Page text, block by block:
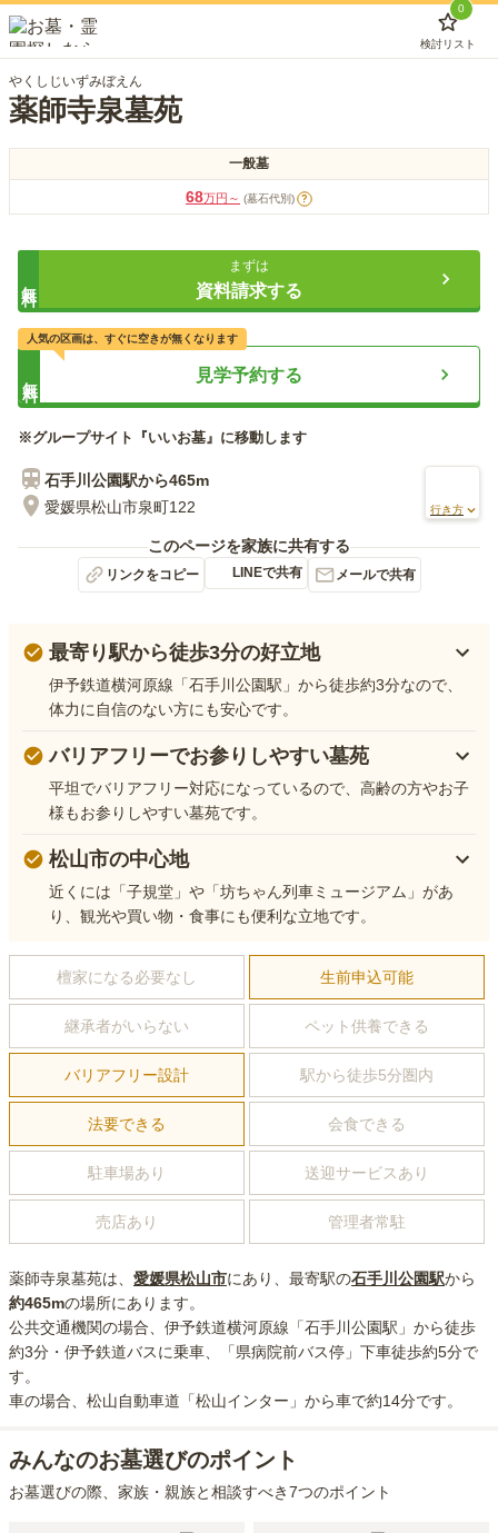
0
検討リスト
やくしじいずみぼえん
薬師寺泉墓苑
一般墓
68万円～ (墓石代別) ?
まずは
資料請求する
見学予約する
人気の区画は、すぐに空きが無くなります
※グループサイト『いいお墓』に移動します
石手川公園駅から465m
愛媛県松山市泉町122
行き方
このページを家族に共有する
リンクをコピー LINEで共有 メールで共有
最寄り駅から徒歩3分の好立地
伊予鉄道横河原線「石手川公園駅」から徒歩約3分なので、
体力に自信のない方にも安心です。
バリアフリーでお参りしやすい墓苑
平坦でバリアフリー対応になっているので、高齢の方やお子
様もお参りしやすい墓苑です。
松山市の中心地
近くには「子規堂」や「坊ちゃん列車ミュージアム」があ
り、観光や買い物・食事にも便利な立地です。
檀家になる必要なし 生前申込可能
継承者がいらない ペット供養できる
バリアフリー設計 駅から徒歩5分圏内
法要できる 会食できる
駐車場あり 送迎サービスあり
売店あり 管理者常駐
薬師寺泉墓苑は、 愛媛県松山市にあり 、最寄駅の石手川公園駅から
約465mの場所にあり ます。
公共交通機関の場合 、伊予鉄道横河原線「石手川公園駅」から徒歩
約3分・伊予鉄道バスに乗車、「県病院前バス停」下車徒歩約5分で
す。
車の場合 、松山自動車道「松山インター」から車で約14分です。
みんなのお墓選びのポイント
お墓選びの際、家族・親族と相談すべき7つのポイント